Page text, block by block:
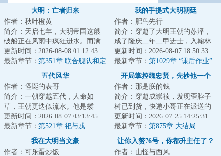
大明：亡者归来
作者：秋叶橙黄
简介：天启七年，大明帝国这艘
破船正在风雨中疯狂进水。而满
朝的衮衮诸公，正穿着斩衰孝
服，在乾清宫里一...
更新时间：2026-08-08 01:12:43
最新章节： 第351章 联合舰队和定
我的手提式大明朝廷
作者：肥鸟先行
简介：穿越了大明王朝的苏泽，
成了隆庆二年二甲进士，入翰林
院庶吉士。好消息，不用卷科举
了，穿越就是科...
更新时间：2026-08-07 18:50:33
最新章节： 第1029章 “课后作业”
五代风华
作者：怪诞的表哥
简介：一朝穿越五代，人命如
草，王朝更迭似流水。他是蝼
蚁，则撼参天巨树，为棋子，则
破天下局。布衣之志...
更新时间：2026-08-07 03:13:45
最新章节： 第521章 祀与戎
开局掌控魏忠贤，先抄他一个
亿！
作者：那是朕的钱
简介：穿越成崇祯，发现歪脖子
树已到货，快递小哥正在派送的
路上。怎么办？在线等，挺急
的！【大明集团破...
更新时间：2026-07-25 14:25:31
最新章节： 第875章 大结局
我在大明当文豪
作者：可乐蛋炒饭
让你入赘76号，你都升主任了？
作者：山怪与西风